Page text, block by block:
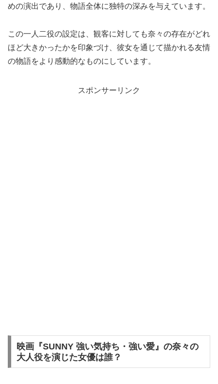
めの演出であり、物語全体に独特の深みを与えています。
この一人二役の設定は、観客に対しても奈々の存在がどれ
ほど大きかったかを印象づけ、彼女を通じて描かれる友情
の物語をより感動的なものにしています。
スポンサーリンク
映画『SUNNY 強い気持ち・強い愛』の奈々の
大人役を演じた女優は誰？